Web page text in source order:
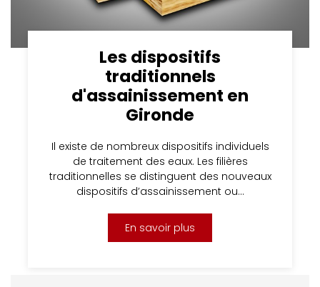
Les dispositifs
traditionnels
d'assainissement en
Gironde
Il existe de nombreux dispositifs individuels
de traitement des eaux. Les filières
traditionnelles se distinguent des nouveaux
dispositifs d’assainissement ou…
En savoir plus